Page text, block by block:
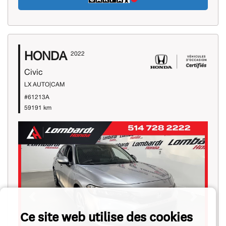
HONDA 2022
Civic
LX AUTO|CAM
#61213A
59191 km
Ce site web utilise des cookies